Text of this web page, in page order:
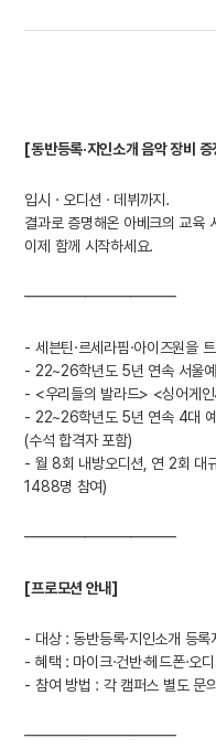
[동반등록·지인소개 음악 장비
입시 · 오디션 · 데뷔까지.
결과로 증명해온 아베크의 교육
이제 함께 시작하세요.
━━━━━━━━━━
- 세븐틴·르세라핌·아이즈원을
- 22~26학년도 5년 연속 서울
- <우리들의 발라드> <싱어게
- 22~26학년도 5년 연속 4대
(수석 합격자 포함)
- 월 8회 내방오디션, 연 2회 대
1488명 참여)
━━━━━━━━━━
[프로모션 안내]
- 대상 : 동반등록·지인소개 등록
- 혜택 : 마이크·건반·헤드폰·오
- 참여 방법 : 각 캠퍼스 별도 문
━━━━━━━━━━